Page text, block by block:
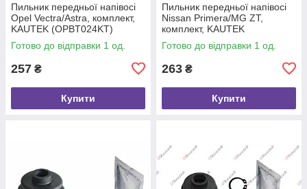
Пильник передньої напівосі
Opel Vectra/Astra, комплект,
KAUTEK (OPBT024KT)
Готово до відправки 1 од.
257 ₴
Купити
Пильник передньої напівосі
Nissan Primera/MG ZT,
комплект, KAUTEK
(NIBT017KT)
Готово до відправки 1 од.
263 ₴
Купити